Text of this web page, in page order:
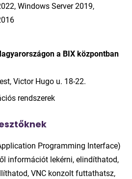
Windows Server 2019,
a BIX központban
Victor Hugo u. 18-22.
rendszerek
Programming Interface)
információt lekérni, elindíthatod,
VNC konzolt futtathatsz,